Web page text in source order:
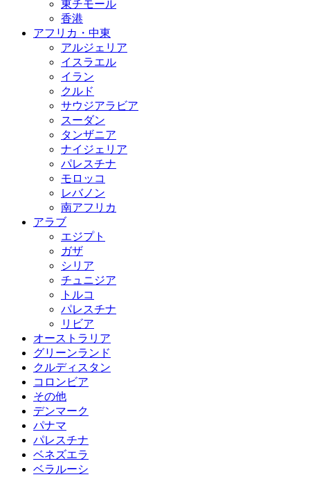
東チモール
香港
アフリカ・中東
アルジェリア
イスラエル
イラン
クルド
サウジアラビア
スーダン
タンザニア
ナイジェリア
パレスチナ
モロッコ
レバノン
南アフリカ
アラブ
エジプト
ガザ
シリア
チュニジア
トルコ
パレスチナ
リビア
オーストラリア
グリーンランド
クルディスタン
コロンビア
その他
デンマーク
パナマ
パレスチナ
ベネズエラ
ベラルーシ